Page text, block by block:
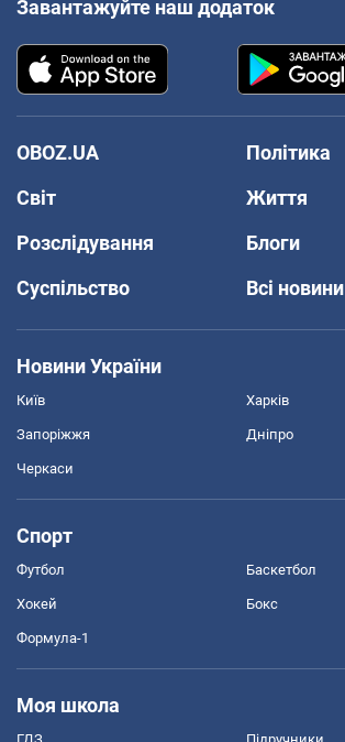
Завантажуйте наш додаток
OBOZ.UA
Політика
Світ
Життя
Розслідування
Блоги
Суспільство
Всі новини
Новини України
Київ Харків
Запоріжжя Дніпро
Черкаси
Спорт
Футбол Баскетбол
Хокей Бокс
Формула-1
Моя школа